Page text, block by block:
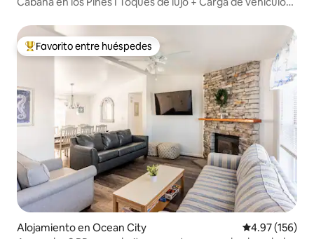
Favorito entre huéspedes preferido
Favorito entre huéspedes
Alojamiento en Ocean City Calificación
4.97 (156)